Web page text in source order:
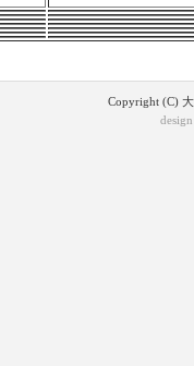
Copyright (C)